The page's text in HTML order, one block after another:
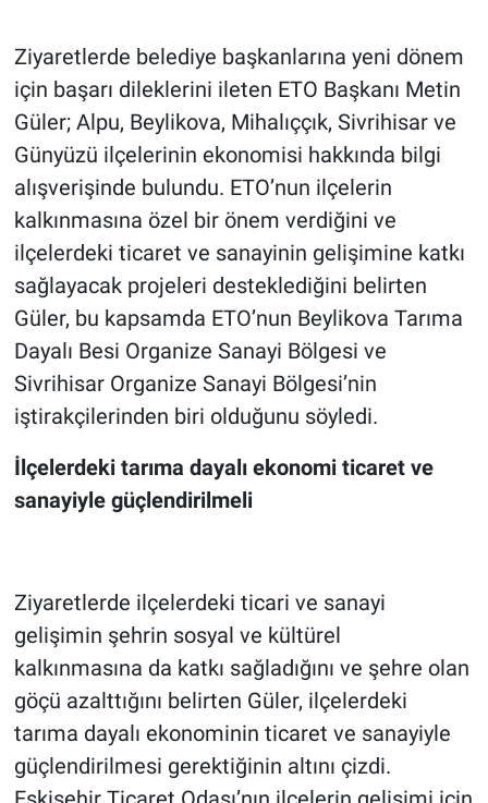
Ziyaretlerde belediye başkanlarına yeni dönem
için başarı dileklerini ileten ETO Başkanı Metin
Güler; Alpu, Beylikova, Mihalıççık, Sivrihisar ve
Günyüzü ilçelerinin ekonomisi hakkında bilgi
alışverişinde bulundu. ETO’nun ilçelerin
kalkınmasına özel bir önem verdiğini ve
ilçelerdeki ticaret ve sanayinin gelişimine katkı
sağlayacak projeleri desteklediğini belirten
Güler, bu kapsamda ETO’nun Beylikova Tarıma
Dayalı Besi Organize Sanayi Bölgesi ve
Sivrihisar Organize Sanayi Bölgesi’nin
iştirakçilerinden biri olduğunu söyledi.
İlçelerdeki tarıma dayalı ekonomi ticaret ve
sanayiyle güçlendirilmeli
Ziyaretlerde ilçelerdeki ticari ve sanayi
gelişimin şehrin sosyal ve kültürel
kalkınmasına da katkı sağladığını ve şehre olan
göçü azalttığını belirten Güler, ilçelerdeki
tarıma dayalı ekonominin ticaret ve sanayiyle
güçlendirilmesi gerektiğinin altını çizdi.